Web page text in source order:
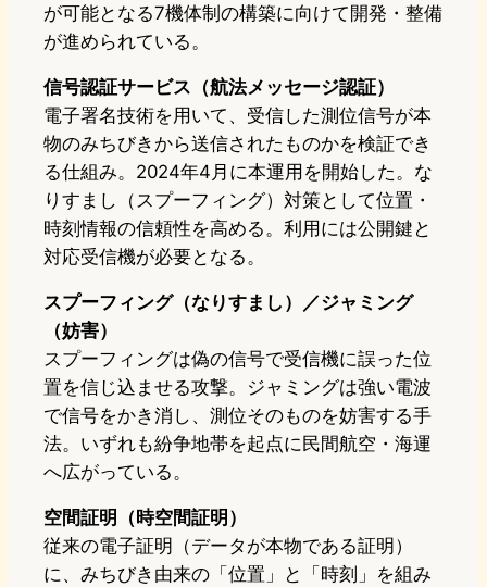
が可能となる7機体制の構築に向けて開発・整備
が進められている。
信号認証サービス（航法メッセージ認証）
電子署名技術を用いて、受信した測位信号が本
物のみちびきから送信されたものかを検証でき
る仕組み。2024年4月に本運用を開始した。な
りすまし（スプーフィング）対策として位置・
時刻情報の信頼性を高める。利用には公開鍵と
対応受信機が必要となる。
スプーフィング（なりすまし）／ジャミング
（妨害）
スプーフィングは偽の信号で受信機に誤った位
置を信じ込ませる攻撃。ジャミングは強い電波
で信号をかき消し、測位そのものを妨害する手
法。いずれも紛争地帯を起点に民間航空・海運
へ広がっている。
空間証明（時空間証明）
従来の電子証明（データが本物である証明）
に、みちびき由来の「位置」と「時刻」を組み